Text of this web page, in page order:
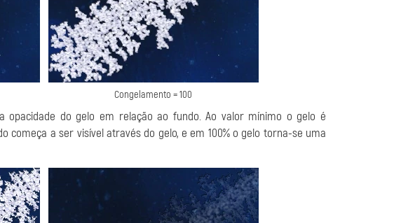
Congelamento = 100
opacidade do gelo em relação ao fundo. Ao valor mínimo o gelo é
começa a ser visível através do gelo, e em 100% o gelo torna-se uma